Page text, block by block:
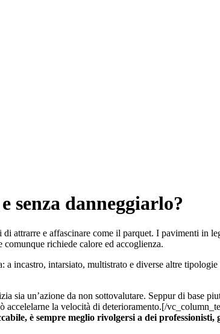
senza danneggiarlo?
attrarre e affascinare come il parquet. I pavimenti in
richiede calore ed accoglienza.
incastro, intarsiato, multistrato e diverse altre
sia un’azione da non sottovalutare. Seppur di base
accelelarne la velocità di deterioramento.[/
è sempre meglio rivolgersi a dei